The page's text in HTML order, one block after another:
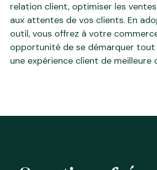
relation client, optimiser les
aux attentes de vos clients. En
outil, vous offrez à votre
opportunité de se démarquer
une expérience client de meilleure